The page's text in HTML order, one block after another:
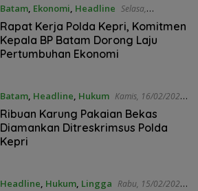
Batam, Ekonomi, Headline Selasa,
21/02/2023 - 11:20 WIB
Rapat Kerja Polda Kepri, Komitmen
Kepala BP Batam Dorong Laju
Pertumbuhan Ekonomi
Batam, Headline, Hukum Kamis, 16/02/2023
- 14:19 WIB
Ribuan Karung Pakaian Bekas
Diamankan Ditreskrimsus Polda
Kepri
Headline, Hukum, Lingga Rabu, 15/02/2023